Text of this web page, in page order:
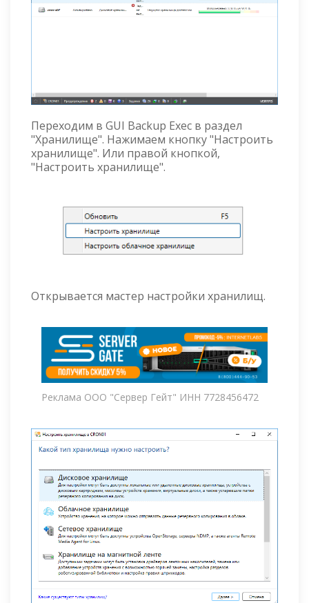
Переходим в GUI Backup Exec в раздел
"Хранилище". Нажимаем кнопку "Настроить
хранилище". Или правой кнопкой,
"Настроить хранилище".
Открывается мастер настройки хранилищ.
Реклама ООО "Сервер Гейт" ИНН 7728456472